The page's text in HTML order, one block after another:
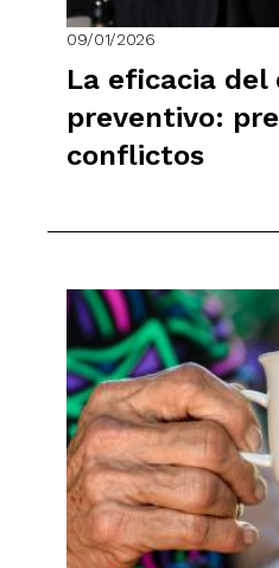
09/01/2026
La eficacia del
preventivo:
conflictos